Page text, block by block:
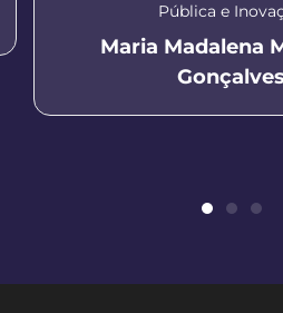
Pública e
Maria Madalena
Gonçalves